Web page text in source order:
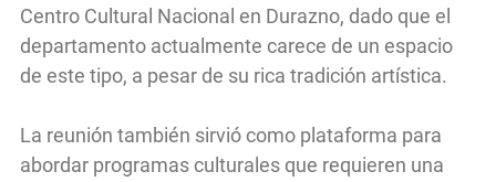
Centro Cultural Nacional en Durazno, dado que el
departamento actualmente carece de un espacio
de este tipo, a pesar de su rica tradición artística.
La reunión también sirvió como plataforma para
abordar programas culturales que requieren una